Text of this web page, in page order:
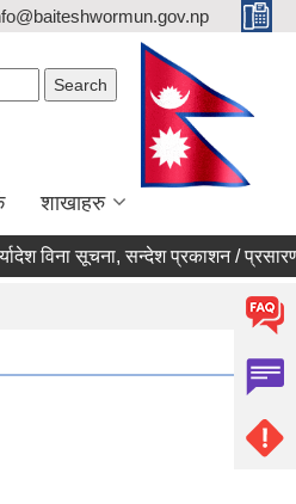
शाखाहरु
विना सूचना, सन्देश प्रकाशन / प्रसारण